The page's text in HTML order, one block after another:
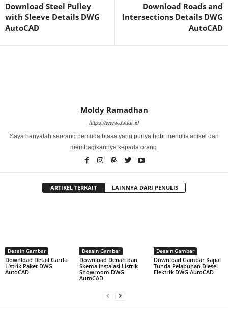
Download Steel Pulley
with Sleeve Details DWG
AutoCAD
Download Roads and
Intersections Details DWG
AutoCAD
Moldy Ramadhan
https://www.asdar.id
Saya hanyalah seorang pemuda biasa yang punya hobi menulis artikel dan
membagikannya kepada orang.
ARTIKEL TERKAIT LAINNYA DARI PENULIS
Desain Gambar
Download Detail Gardu
Listrik Paket DWG
AutoCAD
Desain Gambar
Download Denah dan
Skema Instalasi Listrik
Showroom DWG
AutoCAD
Desain Gambar
Download Gambar Kapal
Tunda Pelabuhan Diesel
Elektrik DWG AutoCAD